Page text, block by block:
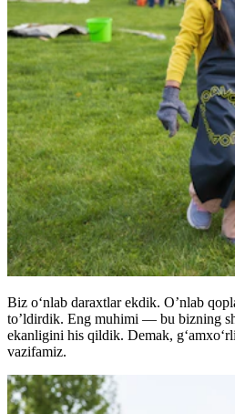
Biz o‘nlab daraxtlar ekdik. O’nlab
to’ldirdik. Eng muhimi — bu bizning
ekanligini his qildik. Demak,
vazifamiz.